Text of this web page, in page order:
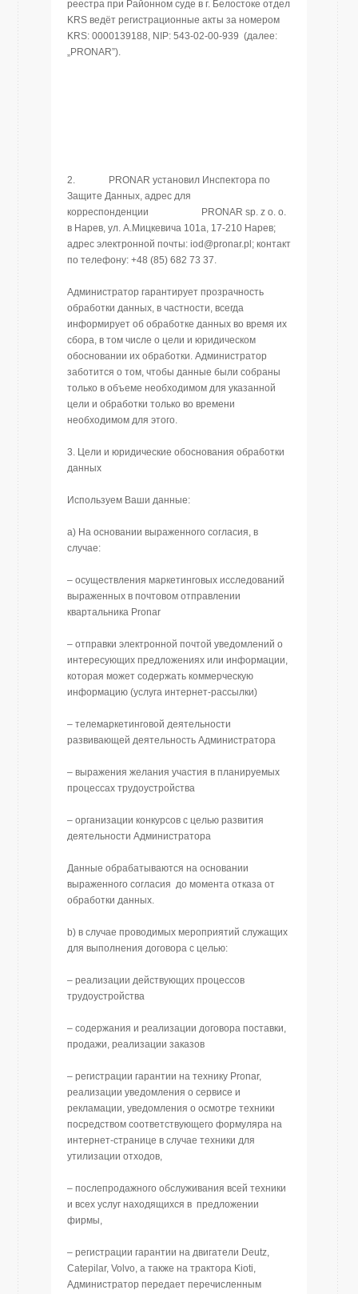
реестра при Районном суде в г. Белостоке отдел
KRS ведёт регистрационные акты за номером
KRS: 0000139188, NIP: 543-02-00-939 (далее:
„PRONAR”).
2. PRONAR установил Инспектора по
Защите Данных, адрес для
корреспонденции PRONAR sp. z o. o.
в Нарев, ул. А.Мицкевича 101а, 17-210 Нарев;
адрес электронной почты: iod@pronar.pl; контакт
по телефону: +48 (85) 682 73 37.
Администратор гарантирует прозрачность
обработки данных, в частности, всегда
информирует об обработке данных во время их
сбора, в том числе о цели и юридическом
обосновании их обработки. Администратор
заботится о том, чтобы данные были собраны
только в объеме необходимом для указанной
цели и обработки только во времени
необходимом для этого.
3. Цели и юридические обоснования обработки
данных
Используем Ваши данные:
a) На основании выраженного согласия, в
случае:
– осуществления маркетинговых исследований
выраженных в почтовом отправлении
квартальника Pronar
– отправки электронной почтой уведомлений о
интересующих предложениях или информации,
которая может содержать коммерческую
информацию (услуга интернет-рассылки)
– телемаркетинговой деятельности
развивающей деятельность Администратора
– выражения желания участия в планируемых
процессах трудоустройства
– организации конкурсов с целью развития
деятельности Администратора
Данные обрабатываются на основании
выраженного согласия до момента отказа от
обработки данных.
b) в случае проводимых мероприятий служащих
для выполнения договора с целью:
– реализации действующих процессов
трудоустройства
– содержания и реализации договора поставки,
продажи, реализации заказов
– регистрации гарантии на технику Pronar,
реализации уведомления о сервисе и
рекламации, уведомления о осмотре техники
посредством соответствующего формуляра на
интернет-странице в случае техники для
утилизации отходов,
– послепродажного обслуживания всей техники
и всех услуг находящихся в предложении
фирмы,
– регистрации гарантии на двигатели Deutz,
Catepilar, Volvo, а также на трактора Kioti,
Администратор передает перечисленным